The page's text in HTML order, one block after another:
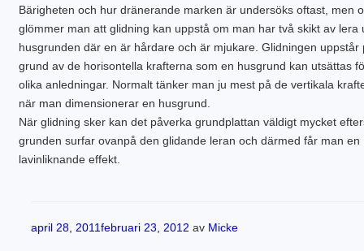
PLATTA – VÄXTHUS
KOMPENSATIONSGRUNDL.
RADONSÄKRA DIN KÄLLARE
SYLLBYTE
SÄTTNINGSSKADOR
L-STÖD OCH STÖDMURAR
MARKUNDERSÖKNING
KANTELEMENT
PLINTGRUND
TJÄLDJUP
VATTENBUREN GOLVVÄRME
Bärigheten och hur dränerande marken är undersöks oftast, men
glömmer man att glidning kan uppstå om man har två skikt av lera
husgrunden där en är hårdare och är mjukare. Glidningen uppstår
grund av de horisontella krafterna som en husgrund kan utsättas
olika anledningar. Normalt tänker man ju mest på de vertikala
när man dimensionerar en husgrund.
När glidning sker kan det påverka grundplattan väldigt mycket
grunden surfar ovanpå den glidande leran och därmed får man en
lavinliknande effekt.
Publicerat
april 28, 2011februari 23, 2012 av Micke